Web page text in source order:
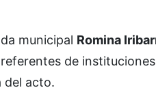
municipal Romina
de
del acto.